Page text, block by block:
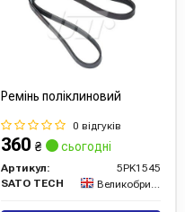
Ремінь поліклиновий
0 відгуків
360 ₴ сьогодні
Артикул:
5PK1545
SATO TECH
Великобританія